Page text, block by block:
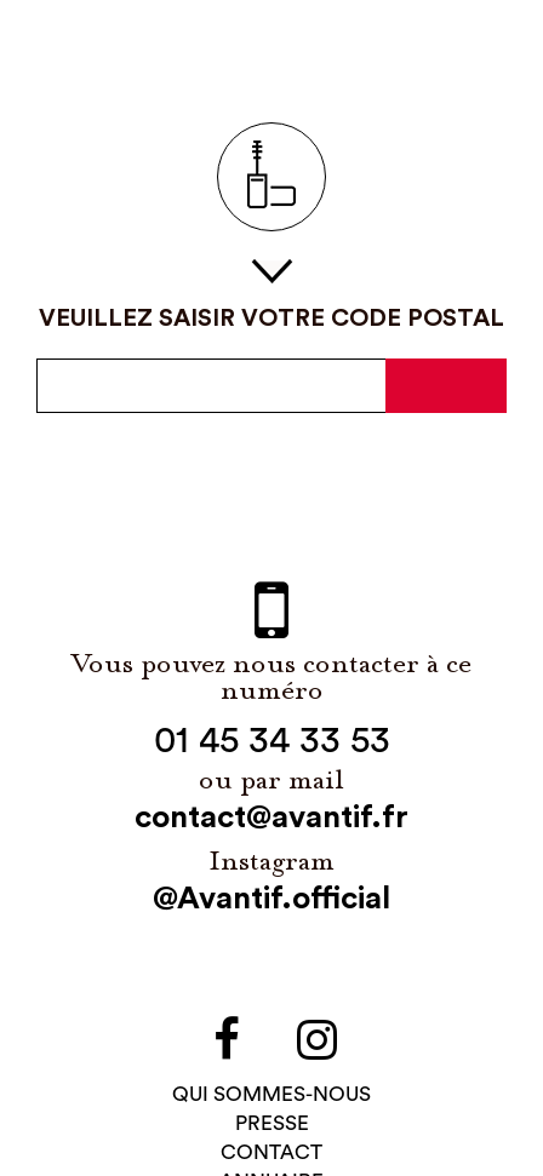
VEUILLEZ SAISIR VOTRE CODE POSTAL
Vous pouvez nous contacter à ce
numéro
01 45 34 33 53
ou par mail
contact@avantif.fr
Instagram
@Avantif.official
QUI SOMMES-NOUS
PRESSE
CONTACT